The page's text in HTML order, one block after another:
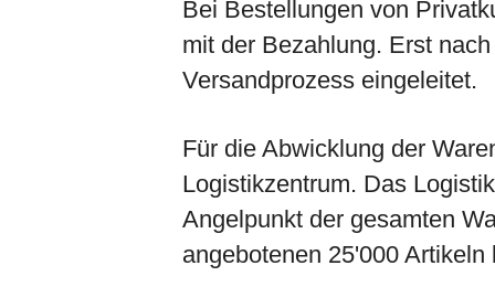
Bei Bestellungen von
mit der Bezahlung. Erst
Versandprozess eingeleitet.
Für die Abwicklung der
Logistikzentrum. Das
Angelpunkt der gesamten
angebotenen 25'000